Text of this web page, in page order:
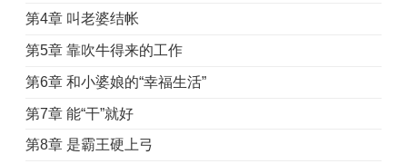
第4章 叫老婆结帐
第5章 靠吹牛得来的工作
第6章 和小婆娘的“幸福生活”
第7章 能“干”就好
第8章 是霸王硬上弓